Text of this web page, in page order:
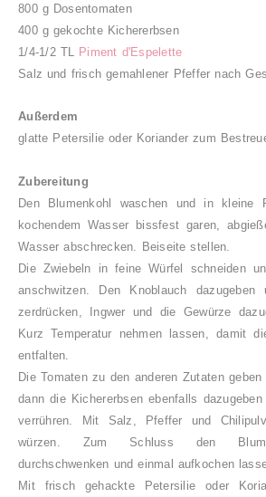
800 g Dosentomaten
400 g gekochte Kichererbsen
1/4-1/2 TL Piment d'Espelette
Salz und frisch gemahlener Pfeffer nach
Außerdem
glatte Petersilie oder Koriander zum
Zubereitung
Den Blumenkohl waschen und in kleine
kochendem Wasser bissfest garen,
Wasser abschrecken. Beiseite stellen.
Die Zwiebeln in feine Würfel schneiden
anschwitzen. Den Knoblauch
zerdrücken, Ingwer und die Gewürze
Kurz Temperatur nehmen lassen, damit
entfalten.
Die Tomaten zu den anderen Zutaten
dann die Kichererbsen ebenfalls
verrühren. Mit Salz, Pfeffer und
würzen. Zum Schluss den
durchschwenken und einmal aufkochen
Mit frisch gehackte Petersilie oder